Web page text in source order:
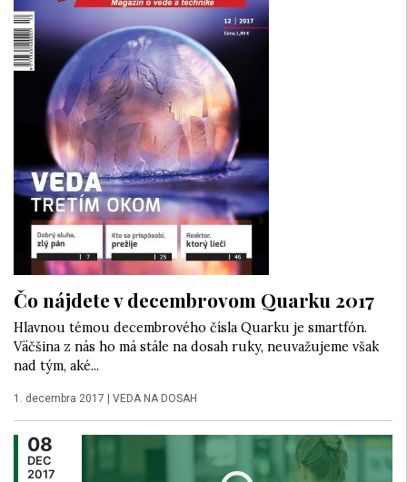
Čo nájdete v decembrovom Quarku 2017
Hlavnou témou decembrového čísla Quarku je smartfón.
Väčšina z nás ho má stále na dosah ruky, neuvažujeme však
nad tým, aké...
1. decembra 2017 VEDA NA DOSAH
08
DEC
2017